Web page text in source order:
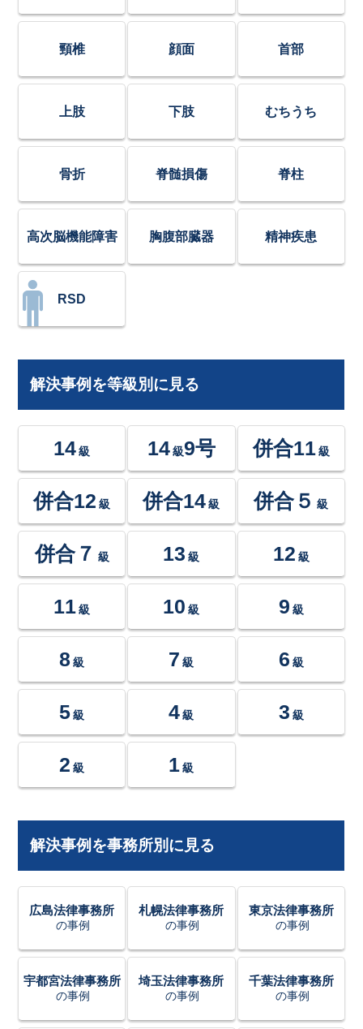
頸椎 顔面 首部
上肢 下肢 むちうち
骨折 脊髄損傷 脊柱
高次脳機能障害 胸腹部臓器 精神疾患
RSD
解決事例を等級別に見る
14 級 14級9号 併合11 級
併合12 級 併合14 級 併合５ 級
併合７ 級 13 級 12 級
11 級 10 級 9 級
8 級 7 級 6 級
5 級 4 級 3 級
2 級 1 級
解決事例を事務所別に見る
広島法律事務所
の事例
札幌法律事務所
の事例
東京法律事務所
の事例
宇都宮法律事務所
の事例
埼玉法律事務所
の事例
千葉法律事務所
の事例